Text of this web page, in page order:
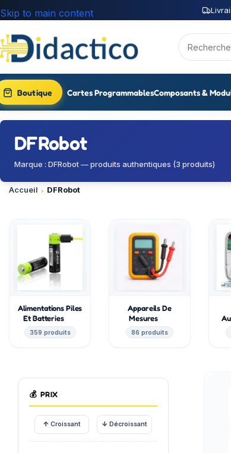
Skip to main content
Boutique Cartes ProgrammablesComposants &
DFRobot
Marque : DFRobot — produits authentiques (3 produits)
Accueil DFRobot
Alimentations Piles
Et Batteries
359 produits
Appareils De
Mesures
86 produits
💰 PRIX
↑ Croissant ↓ Décroissant